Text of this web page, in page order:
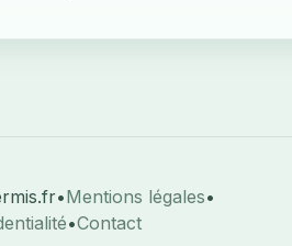
•Mentions légales•
•Contact